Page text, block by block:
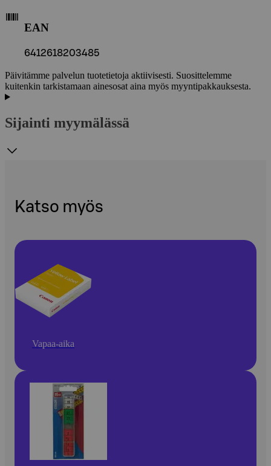
EAN
6412618203485
Päivitämme palvelun tuotetietoja aktiivisesti. Suosittelemme
kuitenkin tarkistamaan ainesosat aina myös myyntipakkauksesta.
Sijainti myymälässä
Katso myös
Vapaa-aika